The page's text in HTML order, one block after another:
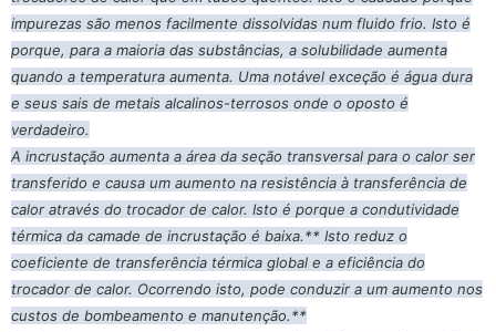
impurezas são menos facilmente dissolvidas num fluido frio. Isto é
porque, para a maioria das substâncias, a solubilidade aumenta
quando a temperatura aumenta. Uma notável exceção é água dura
e seus sais de metais alcalinos-terrosos onde o oposto é
verdadeiro.
A incrustação aumenta a área da seção transversal para o calor ser
transferido e causa um aumento na resistência à transferência de
calor através do trocador de calor. Isto é porque a condutividade
térmica da camade de incrustação é baixa.** Isto reduz o
coeficiente de transferência térmica global e a eficiência do
trocador de calor. Ocorrendo isto, pode conduzir a um aumento nos
custos de bombeamento e manutenção.**